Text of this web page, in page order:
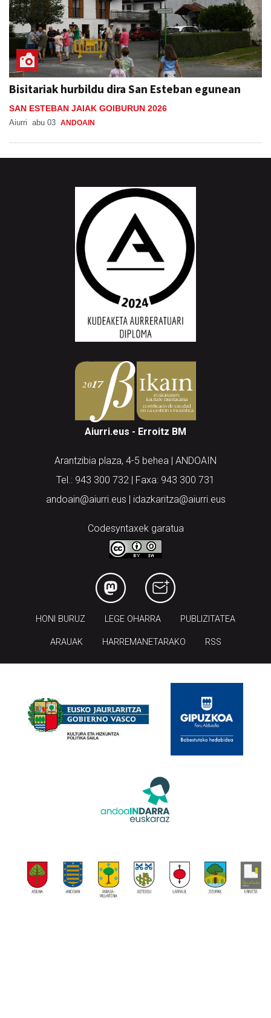
Bisitariak hurbildu dira San Esteban egunean
SAN ESTEBAN JAIAK GOIBURUN 2026
Aiurri abu 03 ANDOAIN
Aiurri.eus - Erroitz BM
Arantzibia plaza, 4-5 behea | ANDOAIN
Tel.: 943 300 732 | Faxa: 943 300 731
andoain@aiurri.eus | idazkaritza@aiurri.eus
Codesyntaxek garatua
HONI BURUZ LEGE OHARRA PUBLIZITATEA
ARAUAK HARREMANETARAKO RSS